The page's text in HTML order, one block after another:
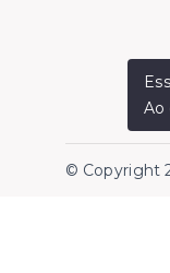
© Copyright
Ao